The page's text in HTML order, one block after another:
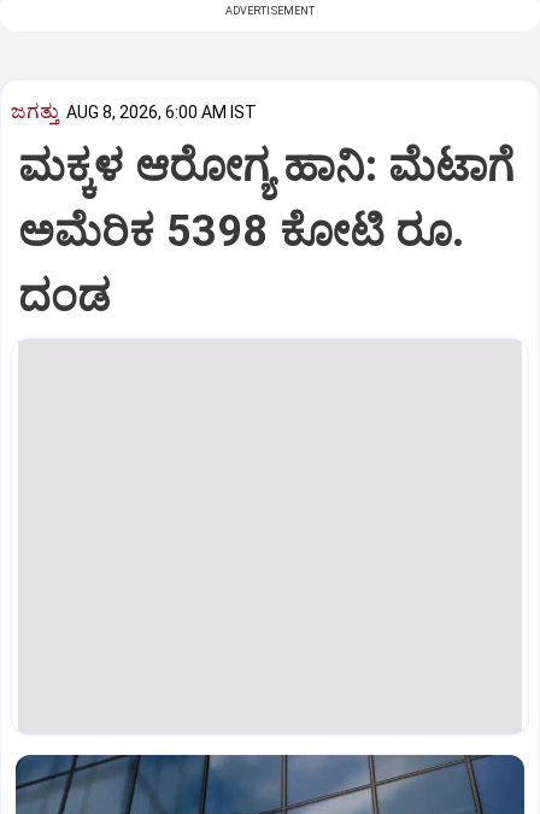
ADVERTISEMENT
ಜಗತ್ತು AUG 8, 2026, 6:00 AM IST
ಮಕ್ಕಳ ಆರೋಗ್ಯ ಹಾನಿ: ಮೆಟಾಗೆ
ಅಮೆರಿಕ 5398 ಕೋಟಿ ರೂ.
ದಂಡ